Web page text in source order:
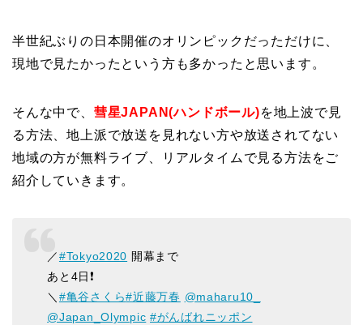
半世紀ぶりの日本開催のオリンピックだっただけに、
現地で見たかったという方も多かったと思います。
そんな中で、 彗星JAPAN(ハンドボール)を地上波で見
る方法、地上派で放送を見れない方や放送されてない
地域の方が無料ライブ、リアルタイムで見る方法をご
紹介していきます。
／#Tokyo2020 開幕まで
あと4日❗️
＼ #亀谷さくら#近藤万春 @maharu10_
@Japan_Olympic #がんばれニッポン